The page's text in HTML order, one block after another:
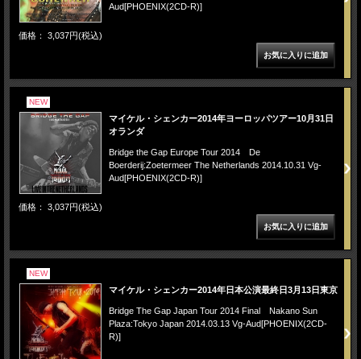
Aud[PHOENIX(2CD-R)]
価格： 3,037円(税込)
NEW
マイケル・シェンカー2014年ヨーロッパツアー10月31日
オランダ
Bridge the Gap Europe Tour 2014 De
Boerderij:Zoetermeer The Netherlands 2014.10.31 Vg-
Aud[PHOENIX(2CD-R)]
価格： 3,037円(税込)
NEW
マイケル・シェンカー2014年日本公演最終日3月13日東京
Bridge The Gap Japan Tour 2014 Final Nakano Sun
Plaza:Tokyo Japan 2014.03.13 Vg-Aud[PHOENIX(2CD-
R)]